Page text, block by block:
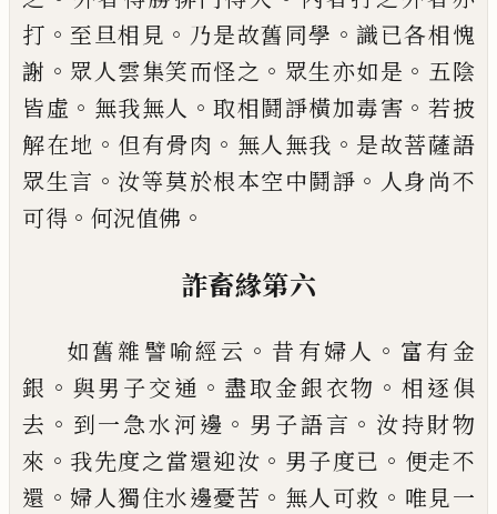
打 。 至旦相見 。 乃是故舊同學 。識已各相愧
謝 。 眾人雲集笑而怪之 。 眾生亦如是 。 五陰
皆虛 。 無我無人 。取相鬪諍橫加毒害 。若披
解在地 。 但有骨肉 。 無人無我 。 是故菩薩語
眾生言 。 汝等莫於根本空中鬪諍 。 人身尚不
可得 。 何況值佛 。
詐畜緣第六
如舊雜譬喻經云 。 昔有婦人 。 富有金
銀 。 與男 子交通 。 盡取金銀衣物 。 相逐俱
去 。 到一急水河邊 。 男子語言 。 汝持財物
來 。 我先度之當還迎汝 。 男子度已 。 便走不
還 。 婦人獨住水邊憂苦 。 無人可救 。 唯見一